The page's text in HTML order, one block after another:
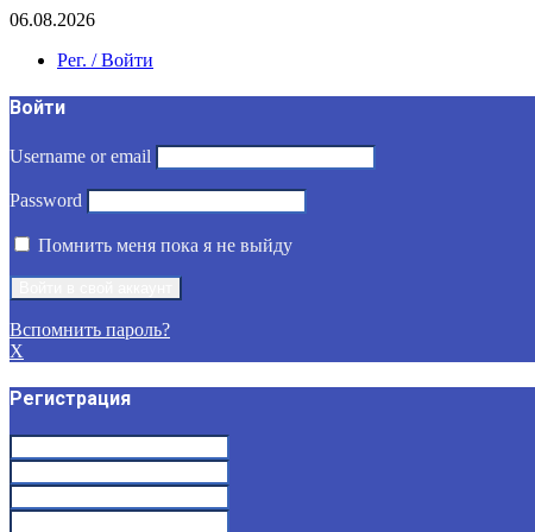
06.08.2026
Рег. / Войти
Войти
Username or email
Password
Помнить меня пока я не выйду
Вспомнить пароль?
X
Регистрация